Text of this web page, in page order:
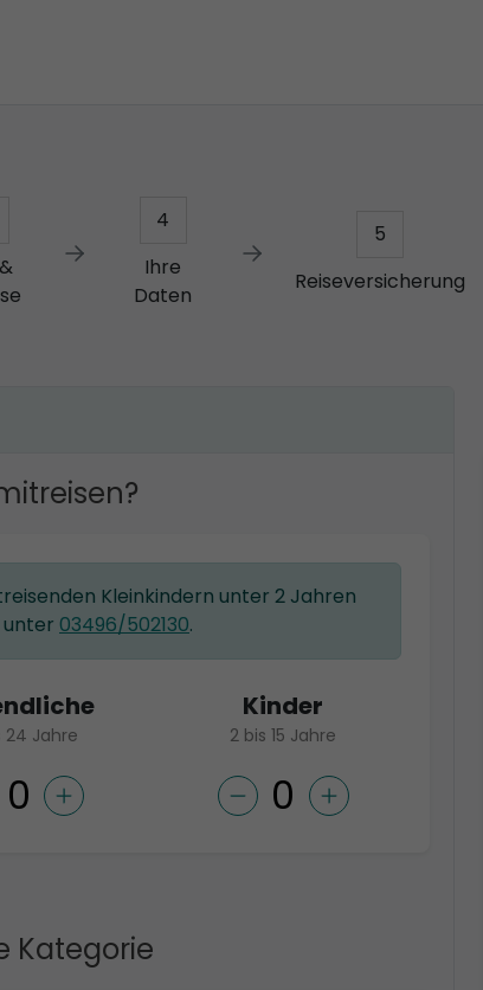
4
Ihre
Daten
5
Reiseversicherung
Kleinkindern unter 2 Jahren
03496/502130.
24 Jahre
Kinder
2 bis 15 Jahre
Kategorie